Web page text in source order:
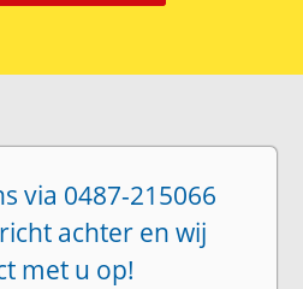
via 0487-215066
achter en wij
met u op!